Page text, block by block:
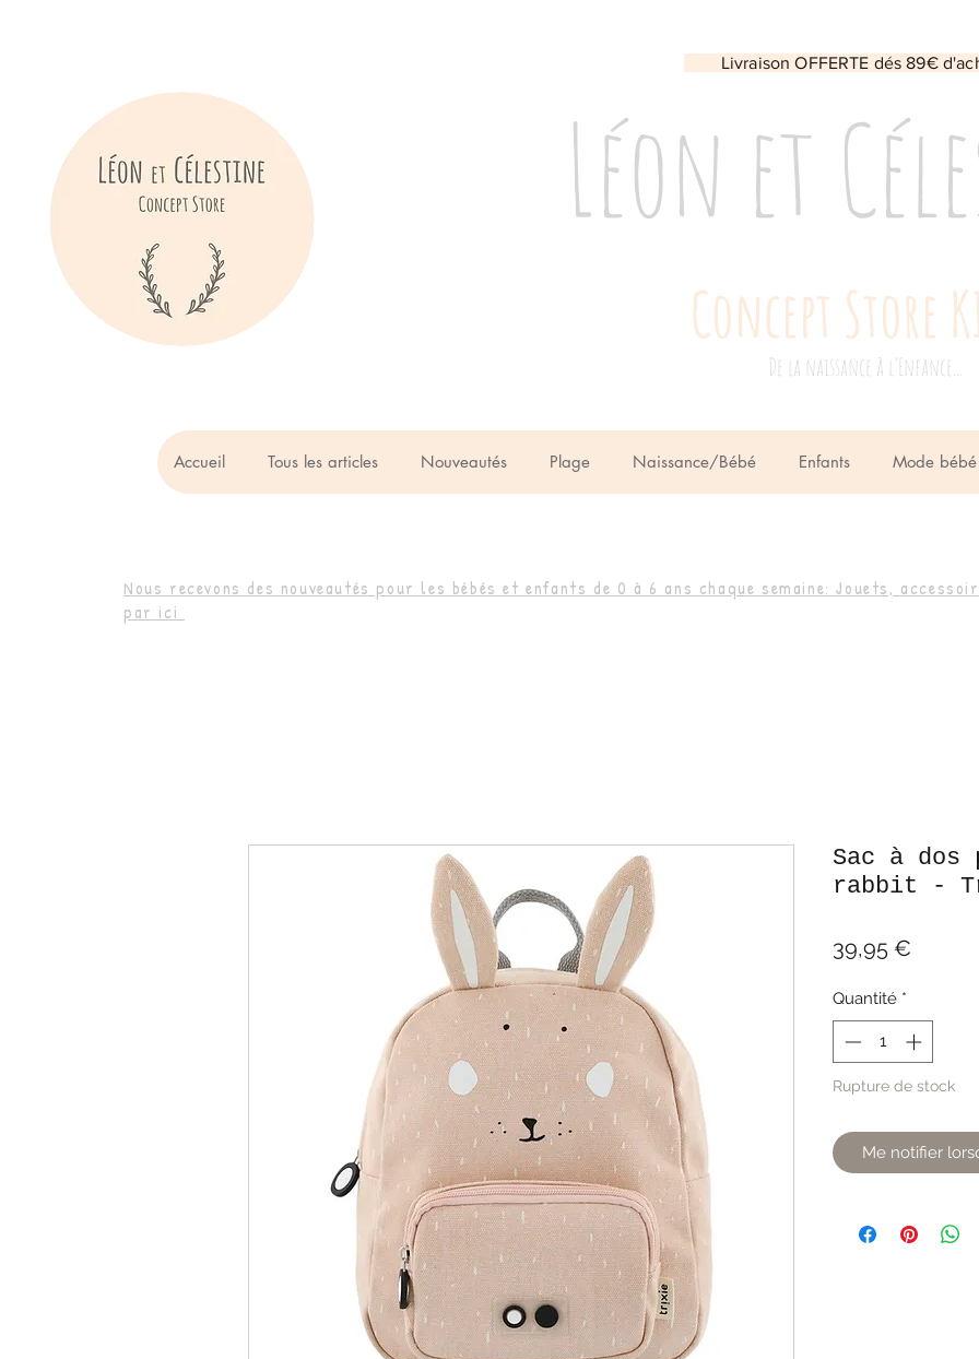
Livraison OFFERTE dés 89€
Léon et
Concept Store
De la naissance à l’Enfance...
Accueil Tous les articles Nouveautés Plage Naissance/Bébé Enfants Mode
Nous recevons des nouveautés pour les bébés et enfants de 0 à 6 ans chaque semaine: Jouets,
par ici
Sac à
rabbit -
39,95 €
Quantité *
Rupture de stock
Me notifier